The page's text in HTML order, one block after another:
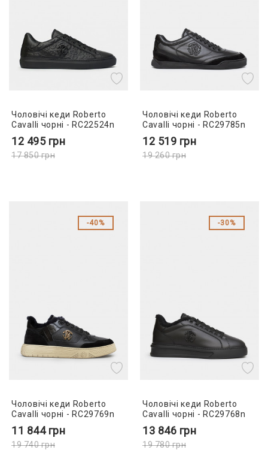
Чоловічі кеди Roberto
Cavalli чорні - RC22524n
12 495 грн
17 850грн
Чоловічі кеди Roberto
Cavalli чорні - RC29785n
12 519 грн
19 260грн
40%
Чоловічі кеди Roberto
Cavalli чорні - RC29769n
11 844грн
19 740грн
30%
Чоловічі кеди Roberto
Cavalli чорні - RC29768n
13 846 грн
19 780грн